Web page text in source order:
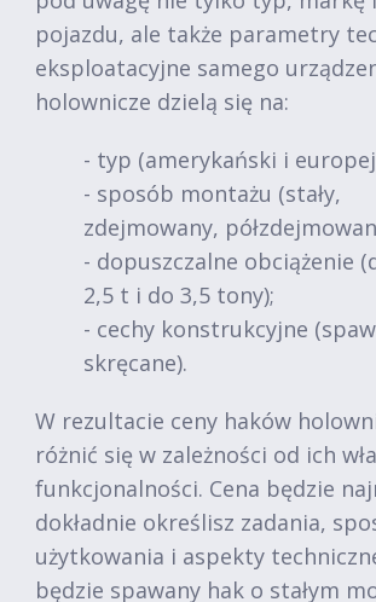
pojazdu, ale także parametry
eksploatacyjne samego
holownicze dzielą się na:
- typ (amerykański i
- sposób montażu (stały,
zdejmowany,
- dopuszczalne obciążenie
2,5 t i do 3,5 tony);
- cechy konstrukcyjne
skręcane).
W rezultacie ceny haków
różnić się w zależności od ich
funkcjonalności. Cena będzie
dokładnie określisz zadania,
użytkowania i aspekty
będzie spawany hak o stałym